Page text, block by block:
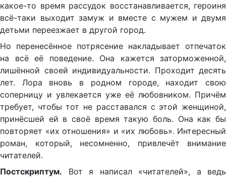
какое-то время рассудок восстанавливается, героиня
всё-таки выходит замуж и вместе с мужем и двумя
детьми переезжает в другой город.
Но перенесённое потрясение накладывает отпечаток
на всё её поведение. Она кажется заторможенной,
лишённой своей индивидуальности. Проходит десять
лет. Лора вновь в родном городе, находит свою
соперницу и увлекается уже её любовником. Причём
требует, чтобы тот не расставался с этой женщиной,
принёсшей ей в своё время такую боль. Она как бы
повторяет «их отношения» и «их любовь». Интересный
роман, который, несомненно, привлечёт внимание
читателей.
Постскриптум. Вот я написал «читателей», а ведь